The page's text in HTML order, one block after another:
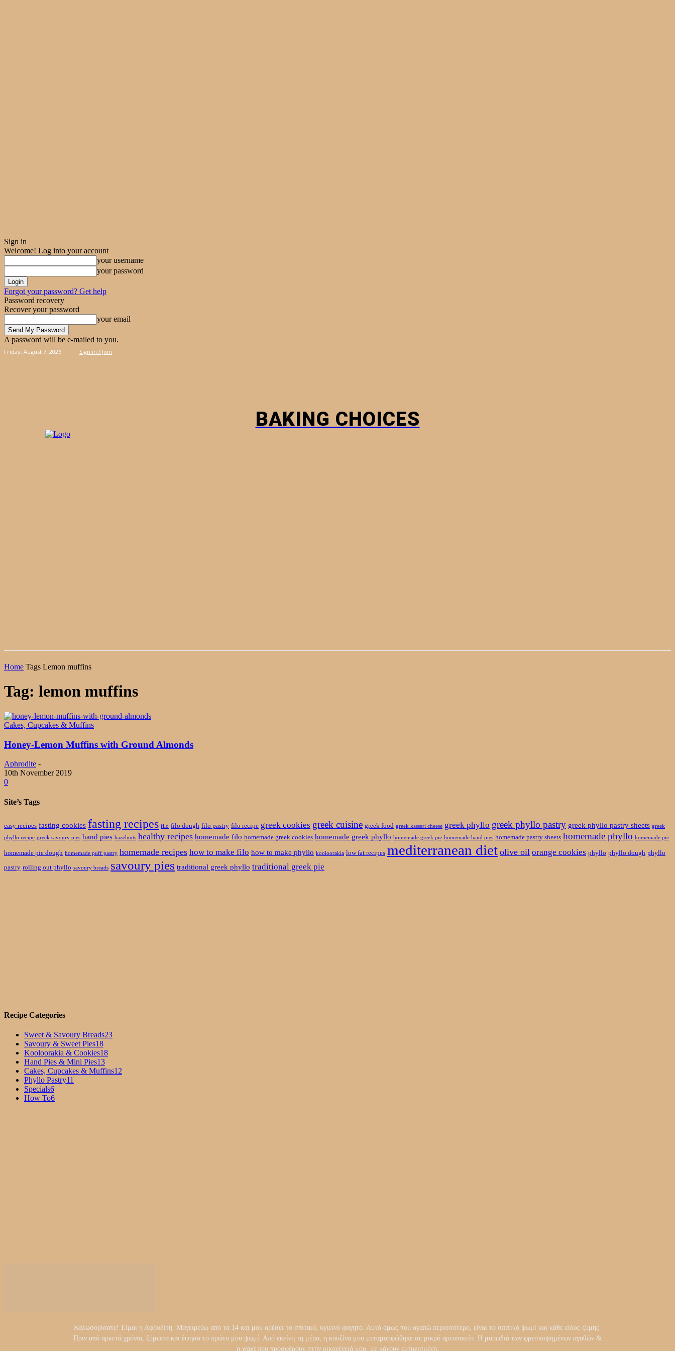
Sign in
Welcome! Log into your account
your username
your password
Forgot your password? Get help
Password recovery
Recover your password
your email
A password will be e-mailed to you.
Friday, August 7, 2026 Sign in / Join
BAKING CHOICES
Home Tags Lemon muffins
Tag: lemon muffins
Cakes, Cupcakes & Muffins
Honey-Lemon Muffins with Ground Almonds
Aphrodite -
10th November 2019
0
Site’s Tags
easy recipes fasting cookies fasting recipes filo filo dough filo pastry filo recipe greek cookies greek cuisine greek food greek kasseri cheese greek phyllo greek phyllo pastry greek phyllo pastry sheets greek
phyllo recipe greek savoury pies hand pies hazelnuts healthy recipes homemade filo homemade greek cookies homemade greek phyllo homemade greek pie homemade hand pies homemade pastry sheets homemade phyllo homemade pie
homemade pie dough homemade puff pastry homemade recipes how to make filo how to make phyllo kooloorakia low fat recipes mediterranean diet olive oil orange cookies phyllo phyllo dough phyllo
pastry rolling out phyllo savoury breads savoury pies traditional greek phyllo traditional greek pie
Recipe Categories
Sweet & Savoury Breads23
Savoury & Sweet Pies18
Kooloorakia & Cookies18
Hand Pies & Mini Pies13
Cakes, Cupcakes & Muffins12
Phyllo Pastry11
Specials6
How To6
Καλωσορίσατε! Είμαι η Αφροδίτη. Μαγειρεύω από τα 14 και μου αρέσει το σπιτικό, υγιεινό φαγητό. Αυτό όμως που αγαπώ περισσότερο, είναι το σπιτικό ψωμί και κάθε είδος ζύμης.
Πριν από αρκετά χρόνια, ζύμωσα και έψησα το πρώτο μου ψωμί. Από εκείνη τη μέρα, η κουζίνα μου μεταμορφώθηκε σε μικρό αρτοποιείο. Η μυρωδιά των φρεσκοψημένων αγαθών &
η χαρά που προσφέρουν στην οικογένειά μου, με κάνουν ευτυχισμένη.